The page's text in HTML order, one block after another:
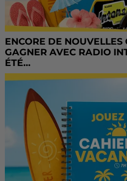
ENCORE DE NOUVELLES
GAGNER AVEC RADIO
ÉTÉ...